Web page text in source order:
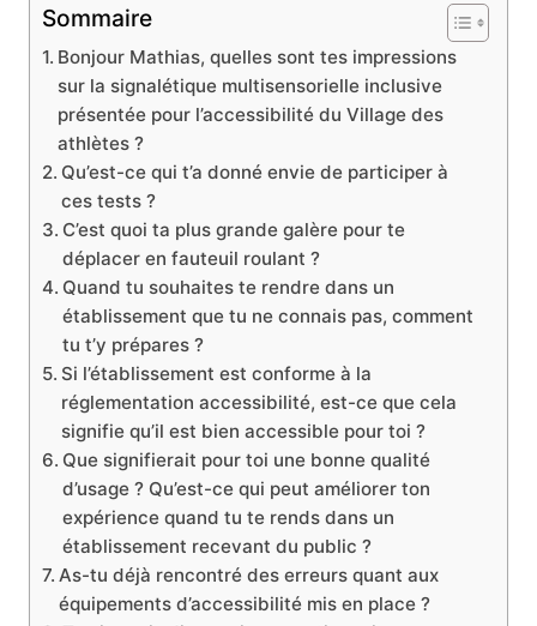
Sommaire
Bonjour Mathias, quelles sont tes impressions
sur la signalétique multisensorielle inclusive
présentée pour l’accessibilité du Village des
athlètes ?
Qu’est-ce qui t’a donné envie de participer à
ces tests ?
C’est quoi ta plus grande galère pour te
déplacer en fauteuil roulant ?
Quand tu souhaites te rendre dans un
établissement que tu ne connais pas, comment
tu t’y prépares ?
Si l’établissement est conforme à la
réglementation accessibilité, est-ce que cela
signifie qu’il est bien accessible pour toi ?
Que signifierait pour toi une bonne qualité
d’usage ? Qu’est-ce qui peut améliorer ton
expérience quand tu te rends dans un
établissement recevant du public ?
As-tu déjà rencontré des erreurs quant aux
équipements d’accessibilité mis en place ?